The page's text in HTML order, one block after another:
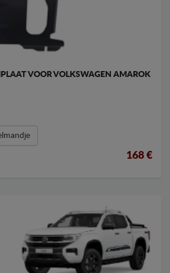
VOOR VOLKSWAGEN AMAROK
168 €